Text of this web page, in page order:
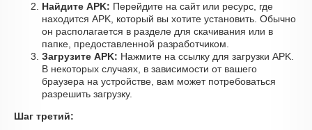
Найдите APK: Перейдите на сайт или ресурс, где
находится APK, который вы хотите установить. Обычно
он располагается в разделе для скачивания или в
папке, предоставленной разработчиком.
Загрузите APK: Нажмите на ссылку для загрузки APK.
В некоторых случаях, в зависимости от вашего
браузера на устройстве, вам может потребоваться
разрешить загрузку.
Шаг третий: